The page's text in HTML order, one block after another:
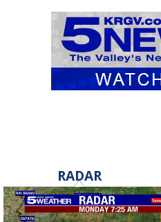
RADAR